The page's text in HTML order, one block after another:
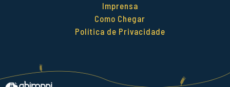
Imprensa
Como Chegar
Política de Privacidade